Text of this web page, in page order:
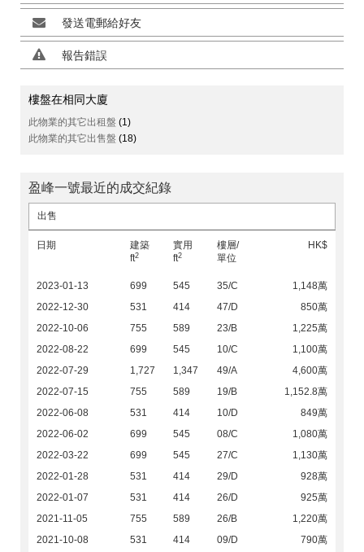
發送電郵給好友
報告錯誤
樓盤在相同大廈
此物業的其它出租盤 (1)
此物業的其它出售盤 (18)
盈峰一號最近的成交紀錄
出售
日期
建築
ft2
實用
ft2
樓層/
單位
HK$
2023-01-13 699 545 35/C
1,148萬
2022-12-30
531 414 47/D
850萬
2022-10-06
755 589 23/B
1,225萬
2022-08-22
699 545 10/C
1,100萬
2022-07-29
1,727 1,347 49/A
4,600萬
2022-07-15
755 589 19/B
1,152.8萬
2022-06-08
531 414 10/D
849萬
2022-06-02
699 545 08/C
1,080萬
2022-03-22
699 545 27/C
1,130萬
2022-01-28
531 414 29/D
928萬
2022-01-07
531 414 26/D
925萬
2021-11-05
755 589 26/B
1,220萬
2021-10-08
531 414 09/D 790萬